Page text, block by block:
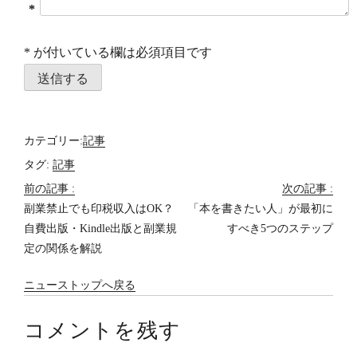
*
* が付いている欄は必須項目です
カテゴリー:記事
タグ: 記事
投
稿
ナ
前の記事 :
副業禁止でも印税収入はOK？
自費出版・Kindle出版と副業規
定の関係を解説
次の記事 :
「本を書きたい人」が最初に
すべき5つのステップ
ニューストップへ戻る
コメントを残す